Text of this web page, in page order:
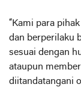
“Kami para
dan berperilaku
sesuai dengan
ataupun
diitandatangani